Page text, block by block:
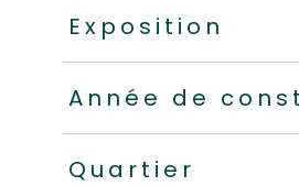
Exposition
Année de
Quartier